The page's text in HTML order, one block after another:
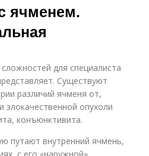
ячменем.
для специалиста
Существуют
различий ячменя от,
злокачественной опухоли
конъюнктивита.
путают внутренний ячмень,